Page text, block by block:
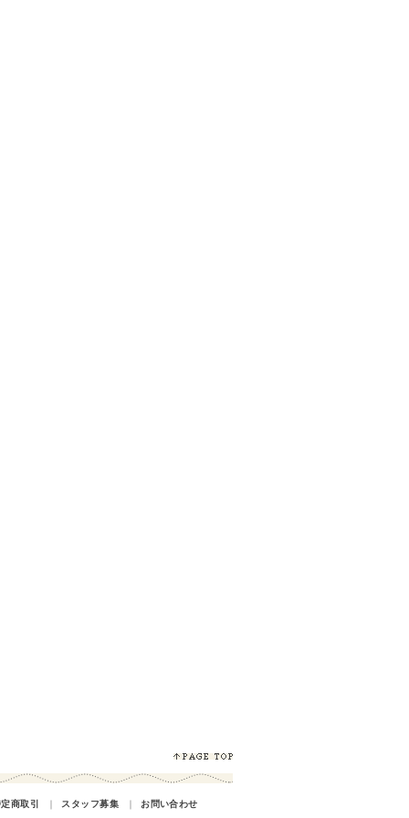
商取引 ｜ スタッフ募集 ｜ お問い合わせ